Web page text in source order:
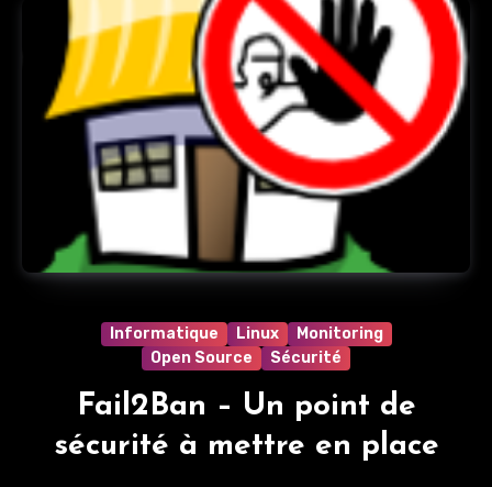
Informatique Linux
Monitoring
Open Source
Sécurité
Fail2Ban – Un point de
sécurité à mettre en place